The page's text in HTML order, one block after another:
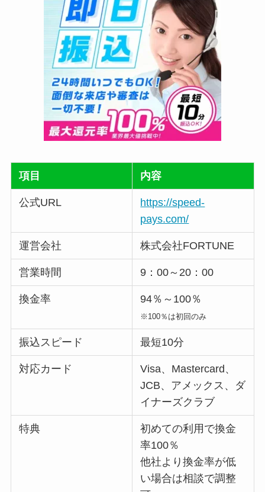
項目 内容
公式URL
https://speed-
pays.com/
運営会社 株式会社FORTUNE
営業時間 9：00～20：00
換金率 94％～100％
※100％は初回のみ
振込スピード 最短10分
対応カード
Visa、Mastercard、
JCB、アメックス、ダ
イナーズクラブ
特典
初めての利用で換金
率100％
他社より換金率が低
い場合は相談で調整